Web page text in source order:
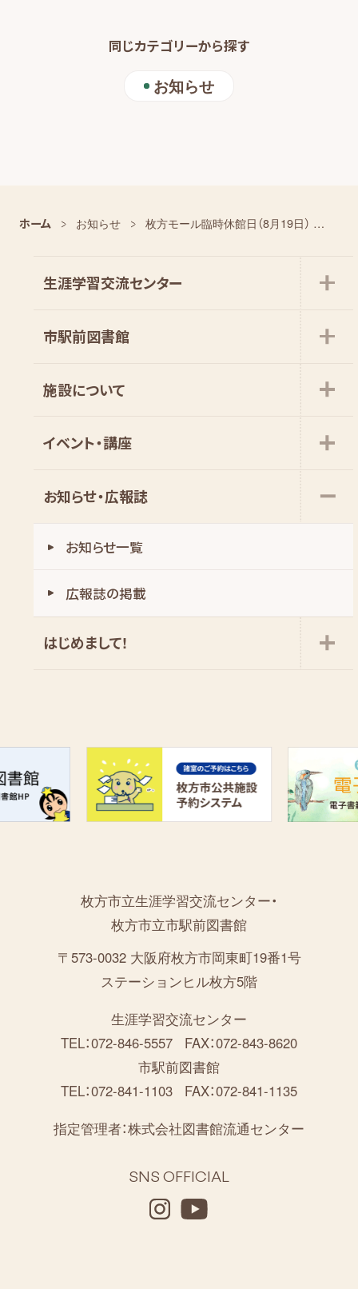
同じカテゴリーから探す
お知らせ
ホーム お知らせ 枚方モール臨時休館日（8月19日） について
生涯学習交流センター
市駅前図書館
施設について
イベント・講座
お知らせ・広報誌
お知らせ一覧
広報誌の掲載
はじめまして!
枚方市立生涯学習交流センター・
枚方市立市駅前図書館
〒573-0032 大阪府枚方市岡東町19番1号
ステーションヒル枚方5階
生涯学習交流センター
TEL：072-846-5557
FAX：072-843-8620
市駅前図書館
TEL：072-841-1103
FAX：072-841-1135
指定管理者：株式会社図書館流通センター
SNS OFFICIAL